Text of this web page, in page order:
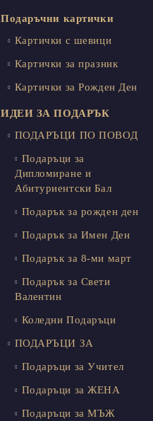
Подаръчни картички
Картички с шевици
Картички за празник
Картички за Рожден Ден
ИДЕИ ЗА ПОДАРЪК
ПОДАРЪЦИ ПО ПОВОД
Подаръци за
Дипломиране и
Абитуриентски Бал
Подарък за рожден ден
Подарък за Имен Ден
Подарък за 8-ми март
Подарък за Свети
Валентин
Коледни Подаръци
ПОДАРЪЦИ ЗА
Подаръци за Учител
Подаръци за ЖЕНА
Подаръци за МЪЖ